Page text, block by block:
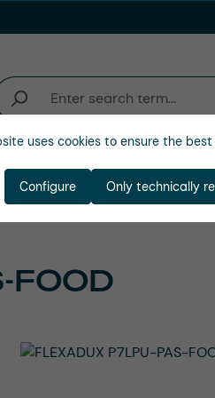
FOOD
uses cookies to ensure the
Only technically
Configure